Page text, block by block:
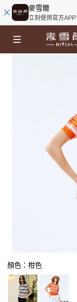
麥雪爾
立刻使用官方APP
顏色：柑色